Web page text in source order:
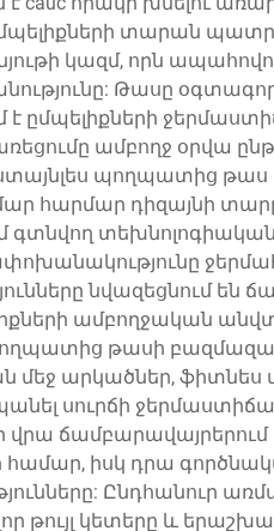
տարան
կազմ, որն
Թասը
ըմպելիքների
ամբողջ
8 ստայնլես պողպատից
դիզայնի
տեխնոլոգիական
նվազեցնում են
ամբողջական
թասի
մեջ արկածներ,
սուրճի
վրա
իսկ դրա
Ընդհանուր
կետերը և